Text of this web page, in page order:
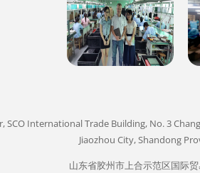
SCO International Trade Building, No. 3
Jiaozhou City, Shandong
山东省胶州市上合示范区国际